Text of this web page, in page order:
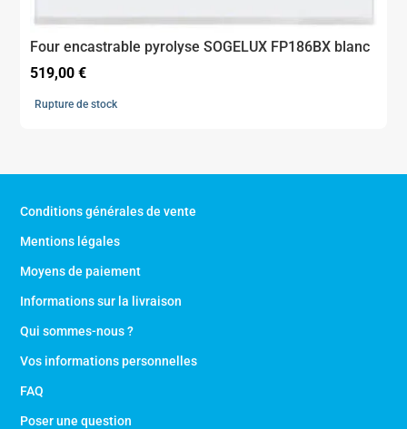
Four encastrable pyrolyse SOGELUX FP186BX blanc
519,00€
Rupture de stock
Conditions générales de vente
Mentions légales
Moyens de paiement
Informations sur la livraison
Qui sommes-nous ?
Vos informations personnelles
FAQ
Poser une question